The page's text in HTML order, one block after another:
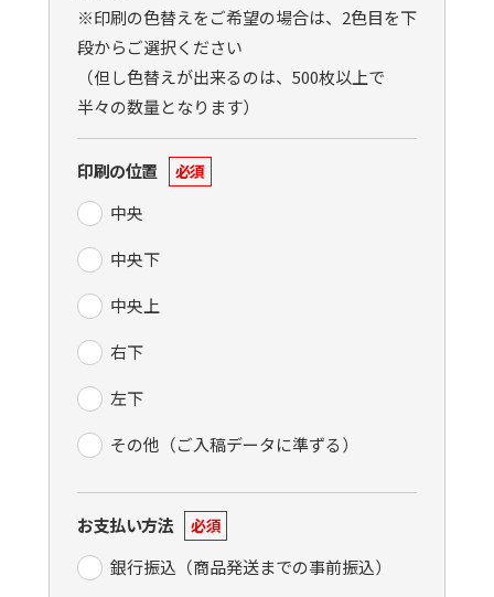
※印刷の色替えをご希望の場合は、2色目を下
段からご選択ください
（但し色替えが出来るのは、500枚以上で
半々の数量となります）
印刷の位置 必須
中央
中央下
中央上
右下
左下
その他（ご入稿データに準ずる）
お支払い方法 必須
銀行振込（商品発送までの事前振込）